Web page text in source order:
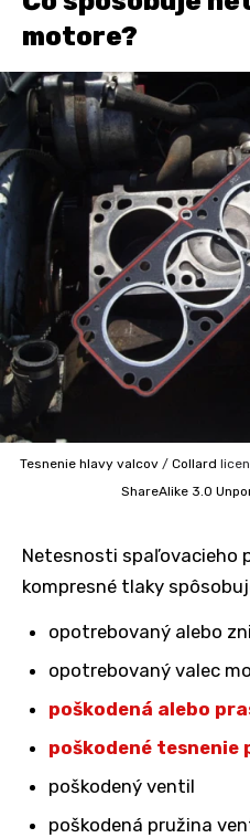
motore?
Tesnenie hlavy valcov / Collard
ShareAlike 3.0
Netesnosti spaľovacieho
kompresné tlaky
opotrebovaný alebo
opotrebovaný valec
poškodená alebo
poškodené tesnenie
poškodený ventil
poškodená pružina